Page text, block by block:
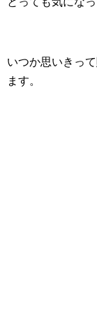
いつか思いきっ
ます。